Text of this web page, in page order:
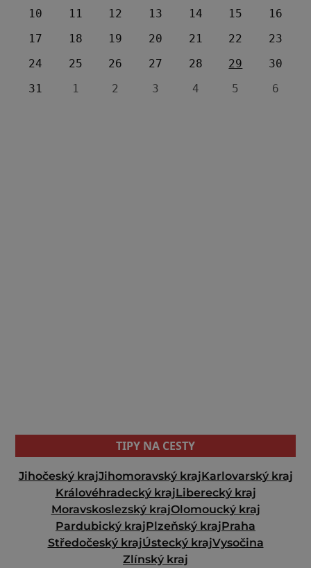
10
11 12 13 14 15
16
17
18 19 20 21 22
23
24
25 26 27 28 29
30
31
1 2 3 4 5 6
TIPY NA CESTY
Jihočeský krajJihomoravský krajKarlovarský kraj
Královéhradecký krajLiberecký kraj
Moravskoslezský krajOlomoucký kraj
Pardubický krajPlzeňský krajPraha
Středočeský krajÚstecký krajVysočina
Zlínský kraj